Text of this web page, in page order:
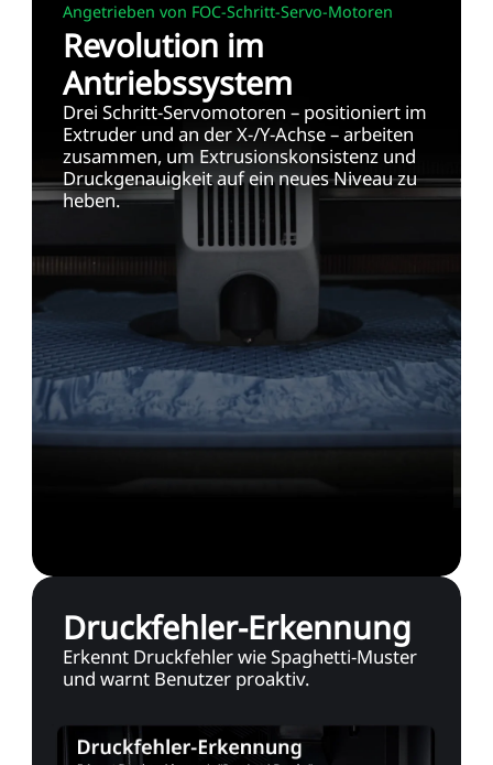
Angetrieben von FOC-Schritt-Servo-Motoren
Revolution im
Antriebssystem
Drei Schritt-Servomotoren – positioniert im
Extruder und an der X-/Y-Achse – arbeiten
zusammen, um Extrusionskonsistenz und
Druckgenauigkeit auf ein neues Niveau zu
heben.
Druckfehler-Erkennung
Erkennt Druckfehler wie Spaghetti-Muster
und warnt Benutzer proaktiv.